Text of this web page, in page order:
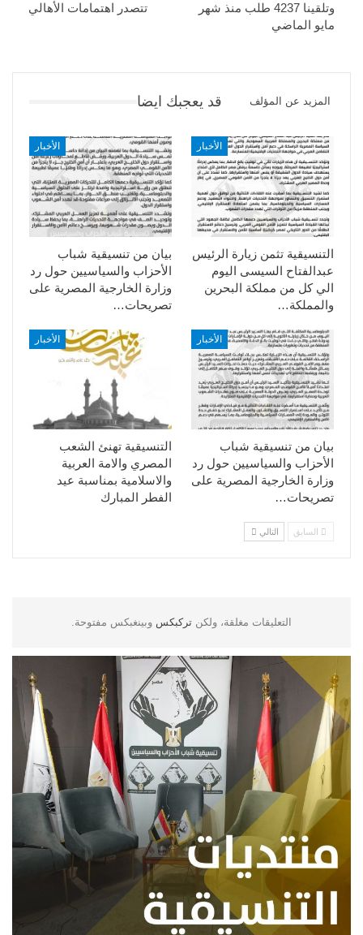
تتصدر اهتمامات الأهالي
وتلقينا 4237 طلب منذ شهر
مايو الماضي
قد يعجبك ايضا المزيد عن المؤلف
الأخبار
بيان من تنسيقية شباب
الأحزاب والسياسيين حول رد
وزارة الخارجية المصرية على
تصريحات…
الأخبار
التنسيقية تثمن زيارة الرئيس
عبدالفتاح السيسى اليوم
الي كل من مملكة البحرين
والمملكة…
الأخبار
التنسيقية تهنئ الشعب
المصري والامة العربية
والاسلامية بمناسبة عيد
الفطر المبارك
الأخبار
بيان من تنسيقية شباب
الأحزاب والسياسيين حول رد
وزارة الخارجية المصرية على
تصريحات…
السابق التالي
التعليقات مغلقة، ولكن تركبكس وبينغبكس مفتوحة.